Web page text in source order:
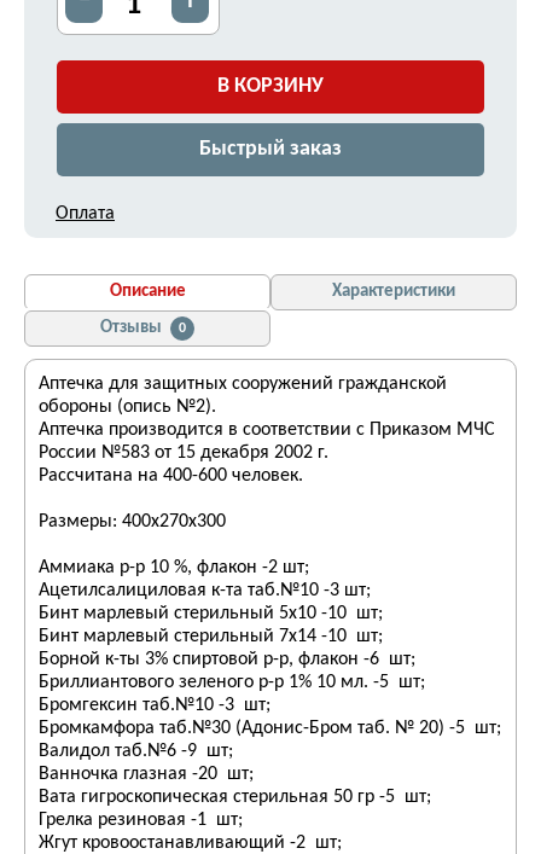
В КОРЗИНУ
Быстрый заказ
Оплата
Описание
Характеристики
Отзывы
0
Аптечка для защитных сооружений гражданской
обороны (опись №2).
Аптечка производится в соответствии с Приказом МЧС
России №583 от 15 декабря 2002 г.
Рассчитана на 400-600 человек.
Размеры: 400х270х300
Аммиака р-р 10 %, флакон -2 шт;
Ацетилсалициловая к-та таб.№10 -3 шт;
Бинт марлевый стерильный 5х10 -10 шт;
Бинт марлевый стерильный 7х14 -10 шт;
Борной к-ты 3% спиртовой р-р, флакон -6 шт;
Бриллиантового зеленого р-р 1% 10 мл. -5 шт;
Бромгексин таб.№10 -3 шт;
Бромкамфора таб.№30 (Адонис-Бром таб. № 20) -5 шт;
Валидол таб.№6 -9 шт;
Ванночка глазная -20 шт;
Вата гигроскопическая стерильная 50 гр -5 шт;
Грелка резиновая -1 шт;
Жгут кровоостанавливающий -2 шт;